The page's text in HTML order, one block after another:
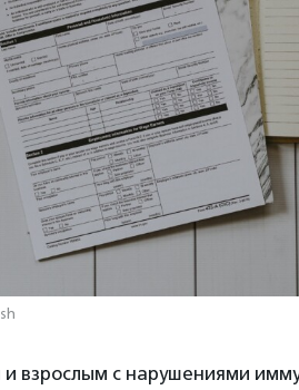
взрослым с нарушениями